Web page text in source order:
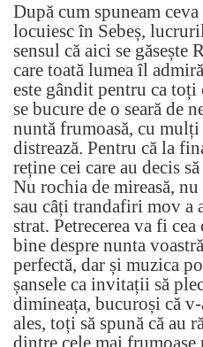
După cum spuneam
locuiesc în Sebeș,
sensul că aici se găsește
care toată lumea îl
este gândit pentru ca
se bucure de o seară de
nuntă frumoasă, cu
distrează. Pentru că la
reține cei care au decis
Nu rochia de mireasă,
sau câți trandafiri mov a
strat. Petrecerea va fi
bine despre nunta
perfectă, dar și muzica
șansele ca invitații să
dimineața, bucuroși că
ales, toți să spună că au
dintre cele mai frumoase